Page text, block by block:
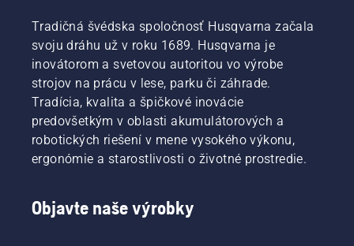
Tradičná švédska spoločnosť Husqvarna začala
svoju dráhu už v roku 1689. Husqvarna je
inovátorom a svetovou autoritou vo výrobe
strojov na prácu v lese, parku či záhrade.
Tradícia, kvalita a špičkové inovácie
predovšetkým v oblasti akumulátorových a
robotických riešení v mene vysokého výkonu,
ergonómie a starostlivosti o životné prostredie.
Objavte naše výrobky